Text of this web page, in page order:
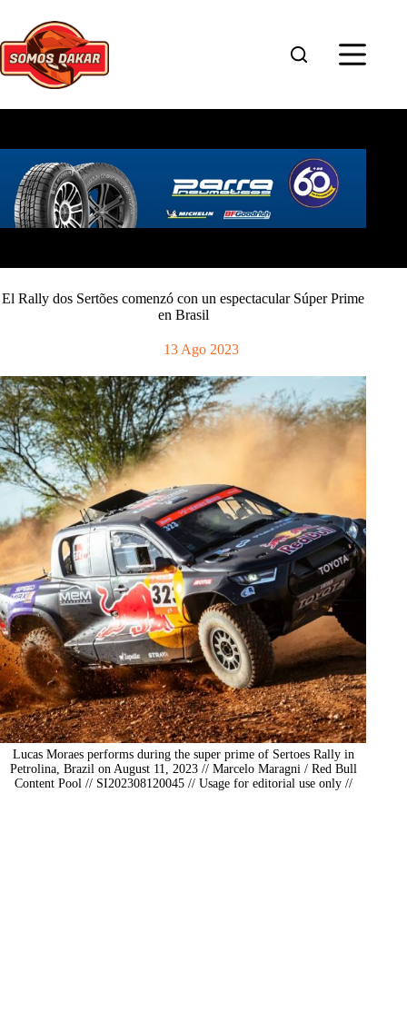
contenido
El Rally dos Sertões comenzó con un espectacular Súper Prime
en Brasil
13 Ago 2023
Lucas Moraes performs during the super prime of Sertoes Rally in
Petrolina, Brazil on August 11, 2023 // Marcelo Maragni / Red Bull
Content Pool // SI202308120045 // Usage for editorial use only //